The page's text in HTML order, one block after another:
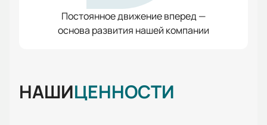
Постоянное движение вперед —
основа развития нашей компании
НАШИЦЕННОСТИ